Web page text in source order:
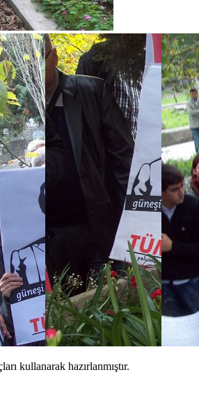
kullanarak hazırlanmıştır.